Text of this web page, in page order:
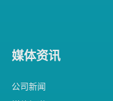
媒体资讯
公司新闻